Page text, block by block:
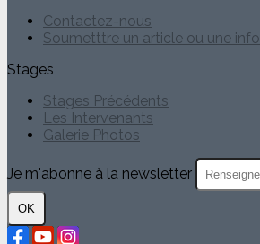
Contactez-nous
Soumetttre un article ou une info
Stages
Stages Précédents
Les Intervenants
Galerie Photos
Je m'abonne à la newsletter
OK